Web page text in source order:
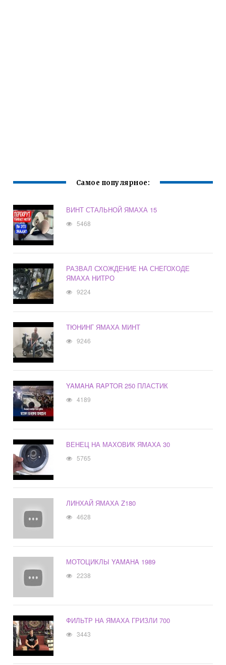
Самое популярное:
ВИНТ СТАЛЬНОЙ ЯМАХА 15
5468
РАЗВАЛ СХОЖДЕНИЕ НА СНЕГОХОДЕ
ЯМАХА НИТРО
9224
ТЮНИНГ ЯМАХА МИНТ
9246
YAMAHA RAPTOR 250 ПЛАСТИК
4189
ВЕНЕЦ НА МАХОВИК ЯМАХА 30
5765
ЛИНХАЙ ЯМАХА Z180
4628
МОТОЦИКЛЫ YAMAHA 1989
2238
ФИЛЬТР НА ЯМАХА ГРИЗЛИ 700
3443